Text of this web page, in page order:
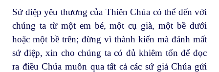
Sứ điệp yêu thương của Thiên Chúa có thể đến với
chúng ta từ một em bé, một cụ già, một bề dưới
hoặc một bề trên; đừng vì thành kiến mà đánh mất
sứ điệp, xin cho chúng ta có đủ khiêm tốn để đọc
ra điều Chúa muốn qua tất cả các sứ giả Chúa gửi